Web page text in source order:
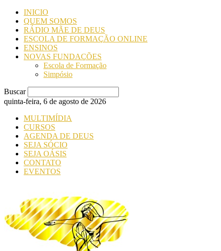
INICIO
QUEM SOMOS
RÁDIO MÃE DE DEUS
ESCOLA DE FORMAÇÃO ONLINE
ENSINOS
NOVAS FUNDAÇÕES
Escola de Formação
Simpósio
Buscar
quinta-feira, 6 de agosto de 2026
MULTIMÍDIA
CURSOS
AGENDA DE DEUS
SEJA SÓCIO
SEJA OÁSIS
CONTATO
EVENTOS